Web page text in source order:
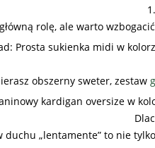
rolę, ale warto
Prosta sukienka midi w
obszerny sweter, zestaw
kardigan oversize w
duchu „lentamente” to nie